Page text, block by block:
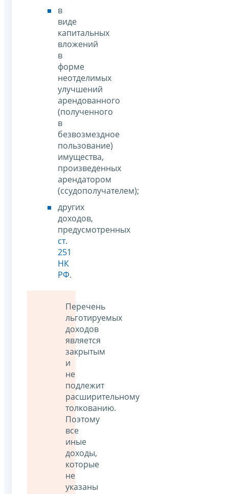
в
виде
капитальных
вложений
в
форме
неотделимых
улучшений
арендованного
(полученного
в
безвозмездное
пользование)
имущества,
произведенных
арендатором
(ссудополучателем);
других
доходов,
предусмотренных
ст.
251
НК
РФ.
Перечень
льготируемых
доходов
является
закрытым
и
не
подлежит
расширительному
толкованию.
Поэтому
все
иные
доходы,
которые
не
указаны